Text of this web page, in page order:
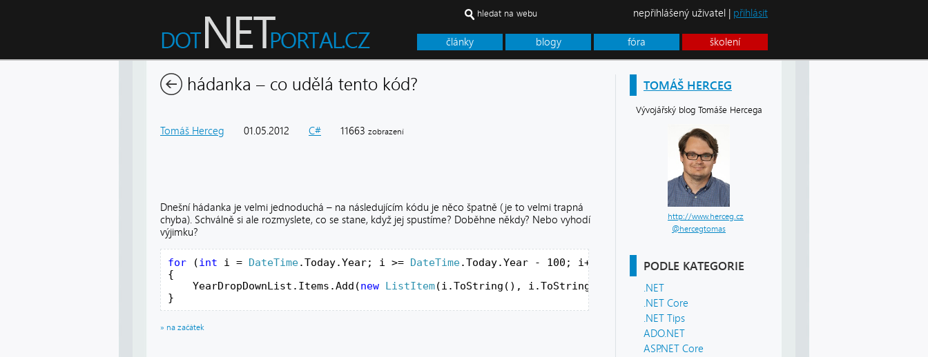
články blogy fóra školení
hledat na webu nepřihlášený uživatel | přihlásit
TOMÁŠ HERCEG
Vývojářský blog Tomáše Hercega
http://www.herceg.cz
@hercegtomas
PODLE KATEGORIE
.NET
.NET Core
.NET Tips
ADO.NET
ASP.NET Core
hádanka – co udělá tento kód?
Tomáš Herceg 01.05.2012 C# 11663 zobrazení
Dnešní hádanka je velmi jednoduchá – na následujícím kódu je něco špatně (je to velmi trapná
chyba). Schválně si ale rozmyslete, co se stane, když jej spustíme? Doběhne někdy? Nebo vyhodí
výjimku?
for (int i = DateTime.Today.Year; i >= DateTime.Today.Year - 100; i++)
{
    YearDropDownList.Items.Add(
new ListItem(i.ToString(), i.ToString()));
}
» na začátek